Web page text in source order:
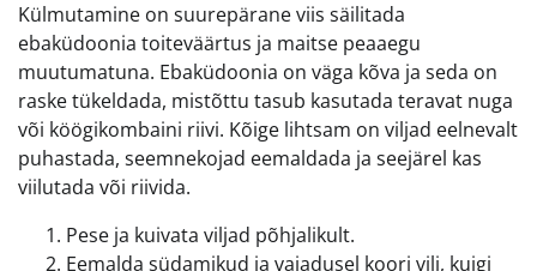
Külmutamine on suurepärane viis säilitada
ebaküdoonia toiteväärtus ja maitse peaaegu
muutumatuna. Ebaküdoonia on väga kõva ja seda on
raske tükeldada, mistõttu tasub kasutada teravat nuga
või köögikombaini riivi. Kõige lihtsam on viljad eelnevalt
puhastada, seemnekojad eemaldada ja seejärel kas
viilutada või riivida.
Pese ja kuivata viljad põhjalikult.
Eemalda südamikud ja vajadusel koori vili, kuigi